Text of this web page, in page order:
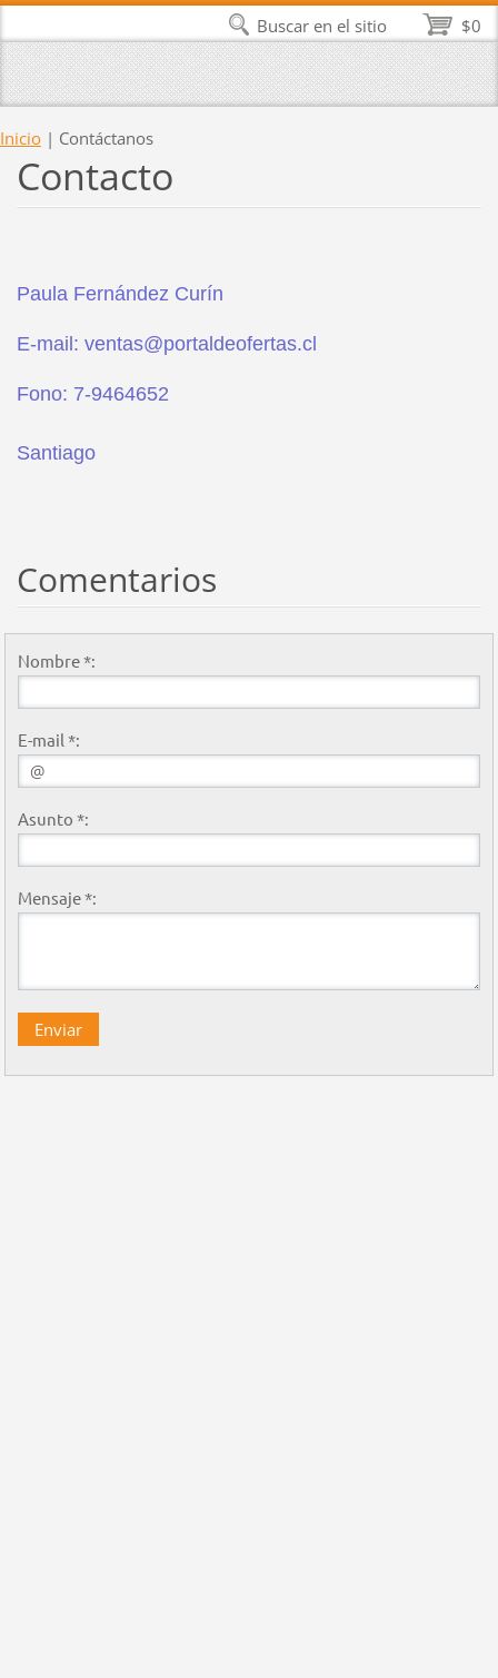
Inicio | Contáctanos
Contacto
Paula Fernández Curín
E-mail: ventas@portaldeofertas.cl
Fono: 7-9464652
Santiago
Comentarios
Nombre *:
E-mail *:
Asunto *:
Mensaje *:
$0
Buscar en el sitio